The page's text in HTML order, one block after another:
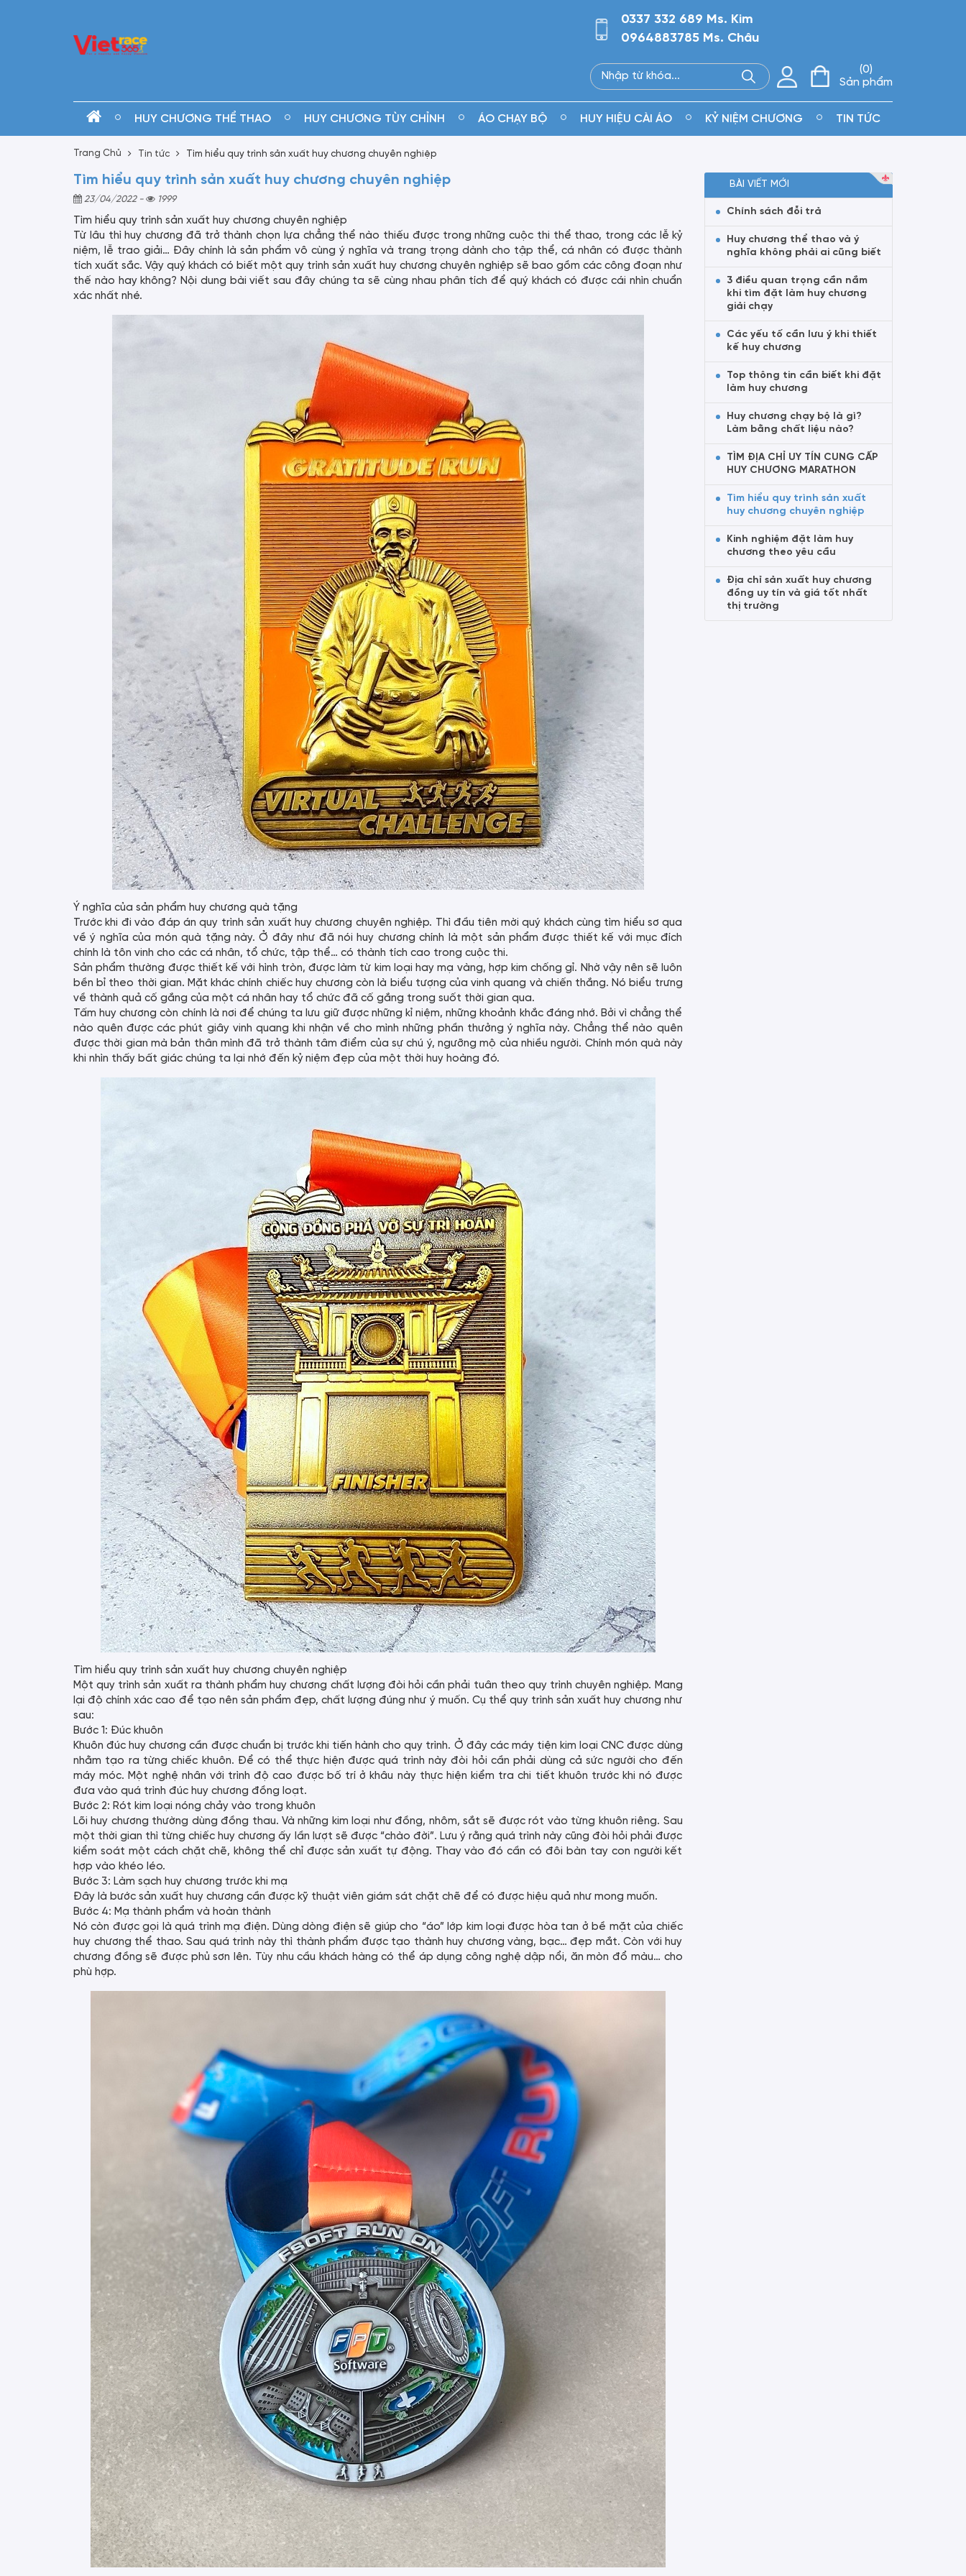
0337 332 689 Ms. Kim
0964883785 Ms. Châu
0
Sản phẩm
HUY CHƯƠNG THỂ THAO HUY CHƯƠNG TÙY CHỈNH ÁO CHẠY BỘ HUY HIỆU CÀI ÁO KỶ NIỆM CHƯƠNG TIN TỨC
Trang Chủ Tin tức Tìm hiểu quy trình sản xuất huy chương chuyên nghiệp
Tìm hiểu quy trình sản xuất huy chương chuyên nghiệp
23/04/2022 - 1999
Tìm hiểu quy trình sản xuất huy chương chuyên nghiệp
Từ lâu thì huy chương đã trở thành chọn lựa chẳng thể nào thiếu được trong những cuộc thi thể thao, trong các lễ kỷ
niệm, lễ trao giải… Đây chính là sản phẩm vô cùng ý nghĩa và trang trọng dành cho tập thể, cá nhân có được thành
tích xuất sắc. Vậy quý khách có biết một quy trình sản xuất huy chương chuyên nghiệp sẽ bao gồm các công đoạn như
thế nào hay không? Nội dung bài viết sau đây chúng ta sẽ cùng nhau phân tích để quý khách có được cái nhìn chuẩn
xác nhất nhé.
Ý nghĩa của sản phẩm huy chương quà tặng
Trước khi đi vào đáp án quy trình sản xuất huy chương chuyên nghiệp. Thì đầu tiên mời quý khách cùng tìm hiểu sơ qua
về ý nghĩa của món quà tặng này. Ở đây như đã nói huy chương chính là một sản phẩm được thiết kế với mục đích
chính là tôn vinh cho các cá nhân, tổ chức, tập thể… có thành tích cao trong cuộc thi.
Sản phẩm thường được thiết kế với hình tròn, được làm từ kim loại hay mạ vàng, hợp kim chống gỉ. Nhờ vậy nên sẽ luôn
bền bỉ theo thời gian. Mặt khác chính chiếc huy chương còn là biểu tượng của vinh quang và chiến thắng. Nó biểu trưng
về thành quả cố gắng của một cá nhân hay tổ chức đã cố gắng trong suốt thời gian qua.
Tấm huy chương còn chính là nơi để chúng ta lưu giữ được những kỉ niệm, những khoảnh khắc đáng nhớ. Bởi vì chẳng thể
nào quên được các phút giây vinh quang khi nhận về cho mình những phần thưởng ý nghĩa này. Chẳng thể nào quên
được thời gian mà bản thân mình đã trở thành tâm điểm của sự chú ý, ngưỡng mộ của nhiều người. Chính món quà này
khi nhìn thấy bất giác chúng ta lại nhớ đến kỷ niệm đẹp của một thời huy hoàng đó.
Tìm hiểu quy trình sản xuất huy chương chuyên nghiệp
Một quy trình sản xuất ra thành phẩm huy chương chất lượng đòi hỏi cần phải tuân theo quy trình chuyên nghiệp. Mang
lại độ chính xác cao để tạo nên sản phẩm đẹp, chất lượng đúng như ý muốn. Cụ thể quy trình sản xuất huy chương như
sau:
Bước 1: Đúc khuôn
Khuôn đúc huy chương cần được chuẩn bị trước khi tiến hành cho quy trình. Ở đây các máy tiện kim loại CNC được dùng
nhằm tạo ra từng chiếc khuôn. Để có thể thực hiện được quá trình này đòi hỏi cần phải dùng cả sức người cho đến
máy móc. Một nghệ nhân với trình độ cao được bố trí ở khâu này thực hiện kiểm tra chi tiết khuôn trước khi nó được
đưa vào quá trình đúc huy chương đồng loạt.
Bước 2: Rót kim loại nóng chảy vào trong khuôn
Lõi huy chương thường dùng đồng thau. Và những kim loại như đồng, nhôm, sắt sẽ được rót vào từng khuôn riêng. Sau
một thời gian thì từng chiếc huy chương ấy lần lượt sẽ được “chào đời”. Lưu ý rằng quá trình này cũng đòi hỏi phải được
kiểm soát một cách chặt chẽ, không thể chỉ được sản xuất tự động. Thay vào đó cần có đôi bàn tay con người kết
hợp vào khéo léo.
Bước 3: Làm sạch huy chương trước khi mạ
Đây là bước sản xuất huy chương cần được kỹ thuật viên giám sát chặt chẽ để có được hiệu quả như mong muốn.
Bước 4: Mạ thành phẩm và hoàn thành
Nó còn được gọi là quá trình mạ điện. Dùng dòng điện sẽ giúp cho “áo” lớp kim loại được hòa tan ở bề mặt của chiếc
huy chương thể thao. Sau quá trình này thì thành phẩm được tạo thành huy chương vàng, bạc… đẹp mắt. Còn với huy
chương đồng sẽ được phủ sơn lên. Tùy nhu cầu khách hàng có thể áp dụng công nghệ dập nổi, ăn mòn đổ màu… cho
phù hợp.
BÀI VIẾT MỚI
Chính sách đỗi trả
Huy chương thể thao và ý
nghĩa không phải ai cũng biết
3 điều quan trọng cần nắm
khi tìm đặt làm huy chương
giải chạy
Các yếu tố cần lưu ý khi thiết
kế huy chương
Top thông tin cần biết khi đặt
làm huy chương
Huy chương chạy bộ là gì?
Làm bằng chất liệu nào?
TÌM ĐỊA CHỈ UY TÍN CUNG CẤP
HUY CHƯƠNG MARATHON
Tìm hiểu quy trình sản xuất
huy chương chuyên nghiệp
Kinh nghiệm đặt làm huy
chương theo yêu cầu
Địa chỉ sản xuất huy chương
đồng uy tín và giá tốt nhất
thị trường